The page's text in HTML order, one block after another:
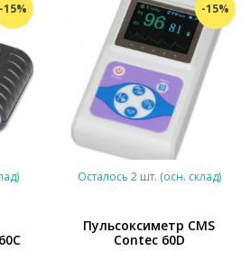
-15% -15%
Осталось 2 шт. (осн. склад)
Пульсоксиметр CMS
Contec 60D